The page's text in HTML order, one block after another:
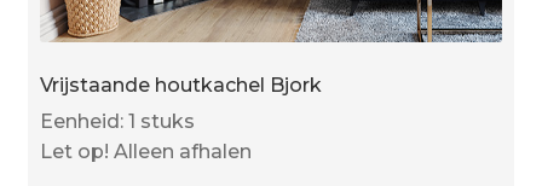
Vrijstaande houtkachel Bjork
Eenheid: 1 stuks
Let op! Alleen afhalen